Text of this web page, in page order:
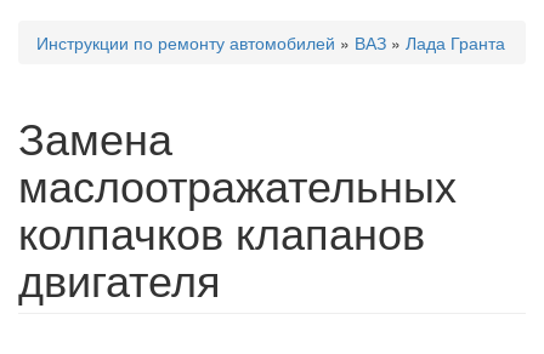
Вы здесь
Инструкции по ремонту автомобилей » ВАЗ » Лада Гранта
Замена
маслоотражательных
колпачков клапанов
двигателя